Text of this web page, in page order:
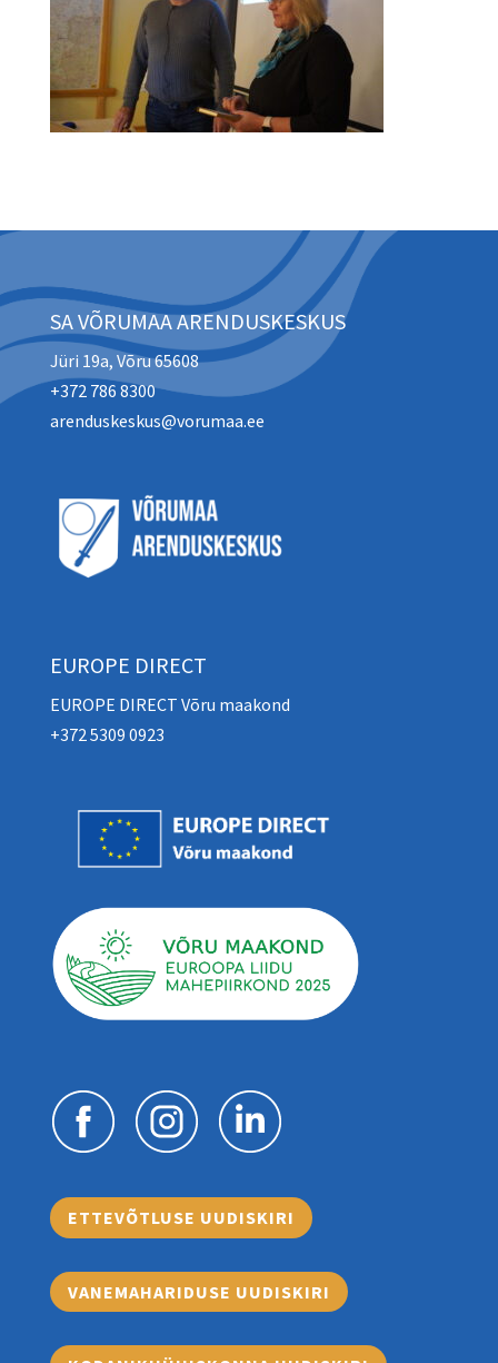
SA VÕRUMAA ARENDUSKESKUS
Jüri 19a, Võru 65608
+372 786 8300
arenduskeskus@vorumaa.ee
EUROPE DIRECT
EUROPE DIRECT Võru maakond
+372 5309 0923
ETTEVÕTLUSE UUDISKIRI
VANEMAHARIDUSE UUDISKIRI